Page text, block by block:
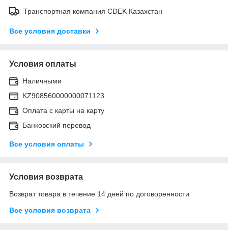
Транспортная компания CDEK Казахстан
Все условия доставки
Условия оплаты
Наличными
KZ908560000000071123
Оплата с карты на карту
Банковский перевод
Все условия оплаты
Условия возврата
Возврат товара в течение 14 дней по договоренности
Все условия возврата